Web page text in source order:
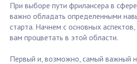
При выборе пути фрилансера в
важно обладать определенными
старта. Начнем с основных
вам процветать в этой области.
Первый и, возможно, самый важный